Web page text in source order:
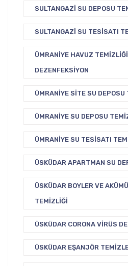
SULTANGAZI SU DEPOSU
SULTANGAZI SU TESISATI
ÜMRANIYE HAVUZ
DEZENFEKSIYON
ÜMRANIYE SITE SU DEPOSU
ÜMRANIYE SU DEPOSU
ÜMRANIYE SU TESISATI
ÜSKÜDAR APARTMAN SU
ÜSKÜDAR BOYLER VE
TEMIZLIĞI
ÜSKÜDAR CORONA VIRÜS
ÜSKÜDAR EŞANJÖR